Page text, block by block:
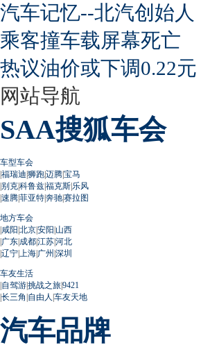
汽车记忆--北汽创始人
乘客撞车载屏幕死亡
热议油价或下调0.22元
网站导航
SAA搜狐车会
车型车会
|福瑞迪|狮跑|迈腾|宝马
|别克|科鲁兹|福克斯|乐风
|速腾|菲亚特|奔驰|赛拉图
地方车会
|咸阳|北京|安阳|山西
|广东|成都|江苏|河北
|辽宁| 上海|广州 |深圳
车友生活
|自驾游|挑战之旅|9421
|长三角 |自由人 |车友天地
汽车品牌